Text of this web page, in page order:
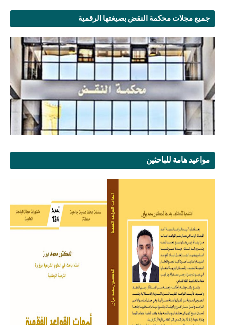
جميع مجلات محكمة النقض بصيغتها الرقمية
مواعيد هامة للباحثين